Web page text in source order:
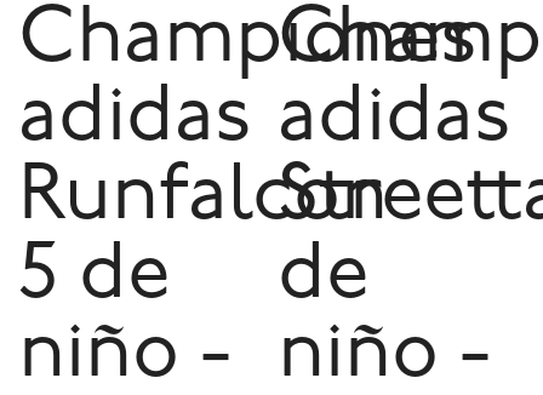
Championes
adidas
Runfalcon
5 de
niño -
adidas
de
niño -